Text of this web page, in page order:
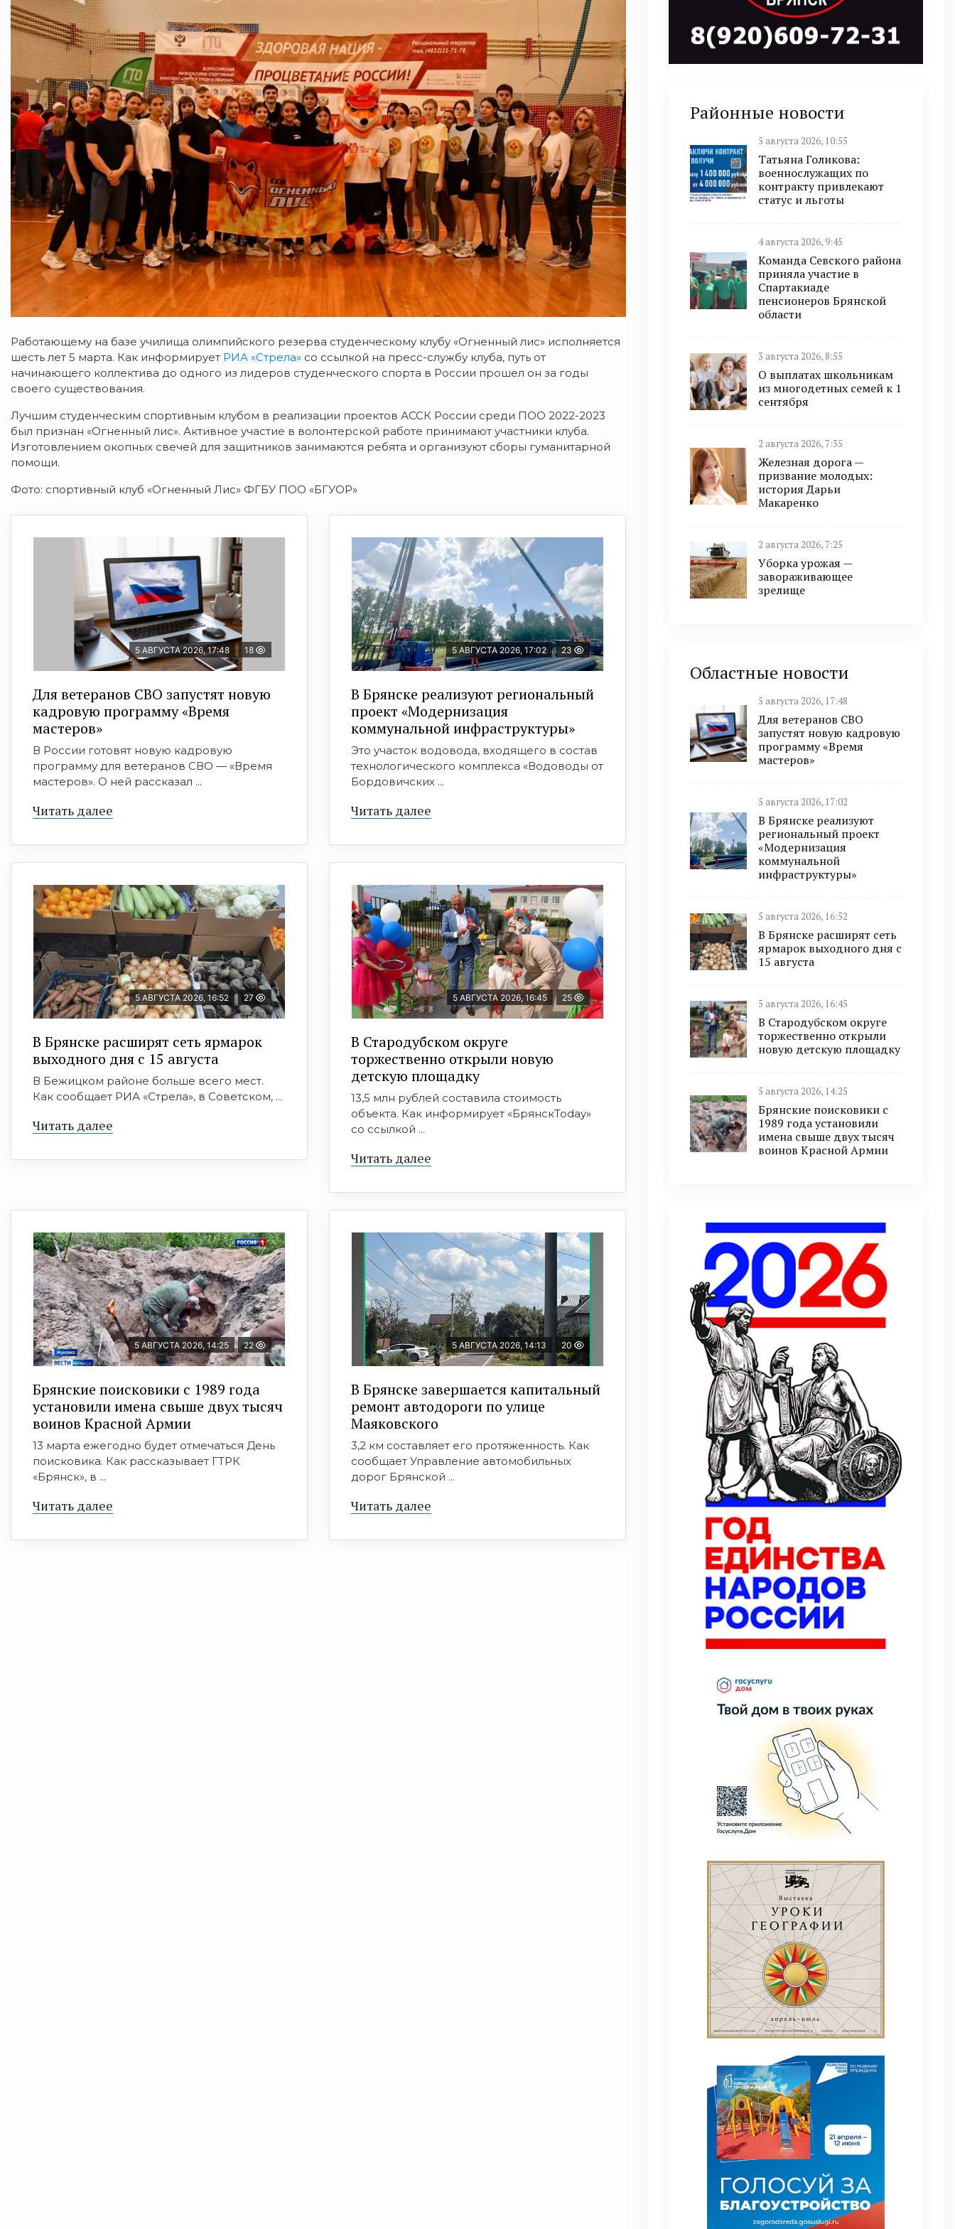
Работающему на базе училища олимпийского резерва студенческому клубу «Огненный лис» исполняется
шесть лет 5 марта. Как информирует РИА «Стрела» со ссылкой на пресс-службу клуба, путь от
начинающего коллектива до одного из лидеров студенческого спорта в России прошел он за годы
своего существования.
Лучшим студенческим спортивным клубом в реализации проектов АССК России среди ПОО 2022-2023
был признан «Огненный лис». Активное участие в волонтерской работе принимают участники клуба.
Изготовлением окопных свечей для защитников занимаются ребята и организуют сборы гуманитарной
помощи.
Фото: спортивный клуб «Огненный Лис» ФГБУ ПОО «БГУОР»
5 АВГУСТА 2026, 17:48 18
Для ветеранов СВО запустят новую
кадровую программу «Время
мастеров»
В России готовят новую кадровую
программу для ветеранов СВО — «Время
мастеров». О ней рассказал ...
Читать далее
5 АВГУСТА 2026, 17:02 23
В Брянске реализуют региональный
проект «Модернизация
коммунальной инфраструктуры»
Это участок водовода, входящего в состав
технологического комплекса «Водоводы от
Бордовичских ...
Читать далее
5 АВГУСТА 2026, 16:52 27
В Брянске расширят сеть ярмарок
выходного дня с 15 августа
В Бежицком районе больше всего мест.
Как сообщает РИА «Стрела», в Советском, ...
Читать далее
5 АВГУСТА 2026, 16:45 25
В Стародубском округе
торжественно открыли новую
детскую площадку
13,5 млн рублей составила стоимость
объекта. Как информирует «БрянскToday»
со ссылкой ...
Читать далее
5 АВГУСТА 2026, 14:25 22
Брянские поисковики с 1989 года
установили имена свыше двух тысяч
воинов Красной Армии
13 марта ежегодно будет отмечаться День
поисковика. Как рассказывает ГТРК
«Брянск», в ...
Читать далее
5 АВГУСТА 2026, 14:13 20
В Брянске завершается капитальный
ремонт автодороги по улице
Маяковского
3,2 км составляет его протяженность. Как
сообщает Управление автомобильных
дорог Брянской ...
Читать далее
Районные новости
5 августа 2026, 10:55
Татьяна Голикова:
военнослужащих по
контракту привлекают
статус и льготы
4 августа 2026, 9:45
Команда Севского района
приняла участие в
Спартакиаде
пенсионеров Брянской
области
3 августа 2026, 8:55
О выплатах школьникам
из многодетных семей к 1
сентября
2 августа 2026, 7:35
Железная дорога —
призвание молодых:
история Дарьи
Макаренко
2 августа 2026, 7:25
Уборка урожая —
завораживающее
зрелище
Областные новости
5 августа 2026, 17:48
Для ветеранов СВО
запустят новую кадровую
программу «Время
мастеров»
5 августа 2026, 17:02
В Брянске реализуют
региональный проект
«Модернизация
коммунальной
инфраструктуры»
5 августа 2026, 16:52
В Брянске расширят сеть
ярмарок выходного дня с
15 августа
5 августа 2026, 16:45
В Стародубском округе
торжественно открыли
новую детскую площадку
5 августа 2026, 14:25
Брянские поисковики с
1989 года установили
имена свыше двух тысяч
воинов Красной Армии